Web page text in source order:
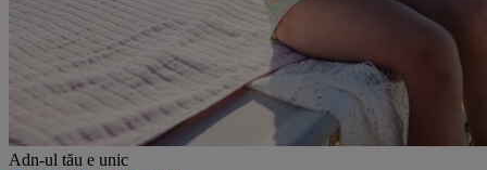
Adn-ul tău e unic